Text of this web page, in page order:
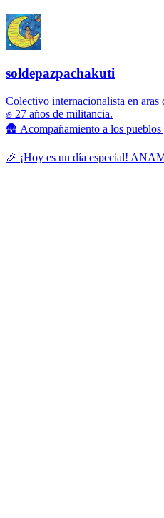
soldepazpachakuti
Colectivo internacionalista en aras
✊ 27 años de militancia.
🛖 Acompañamiento a los
🎉 ¡Hoy es un día especial!